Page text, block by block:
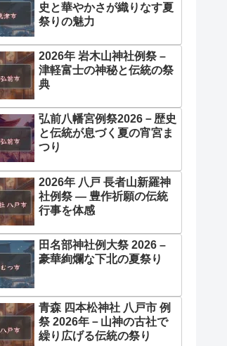
史と華やかさが織りなす夏
祭りの魅力
2026年 岩木山神社例祭 –
津軽富士の神秘と伝統の祭
典
弘前八幡宮例祭2026－歴史
と伝統が息づく夏の宵宮ま
つり
2026年 八戸 長者山新羅神
社例祭 ― 豊作祈願の伝統
行事を体感
田名部神社例大祭 2026 –
豪華絢爛な下北の夏祭り
青森 四本松神社 八戸市 例
祭 2026年－山神の古社で
繰り広げる伝統の祭り